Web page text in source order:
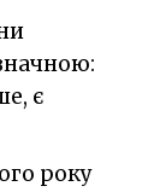
є
року